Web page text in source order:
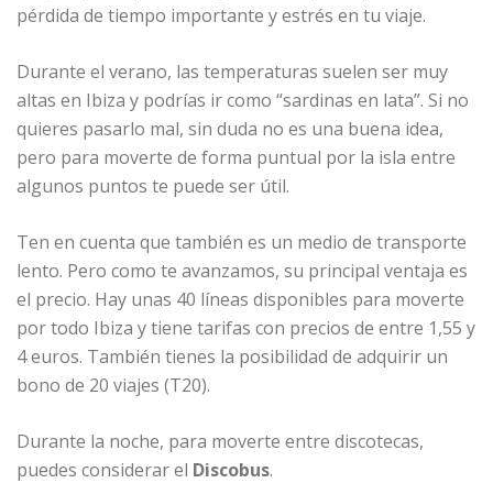
pérdida de tiempo importante y estrés en tu viaje.
Durante el verano, las temperaturas suelen ser muy
altas en Ibiza y podrías ir como “sardinas en lata”. Si no
quieres pasarlo mal, sin duda no es una buena idea,
pero para moverte de forma puntual por la isla entre
algunos puntos te puede ser útil.
Ten en cuenta que también es un medio de transporte
lento. Pero como te avanzamos, su principal ventaja es
el precio. Hay unas 40 líneas disponibles para moverte
por todo Ibiza y tiene tarifas con precios de entre 1,55 y
4 euros. También tienes la posibilidad de adquirir un
bono de 20 viajes (T20).
Durante la noche, para moverte entre discotecas,
puedes considerar el Discobus.